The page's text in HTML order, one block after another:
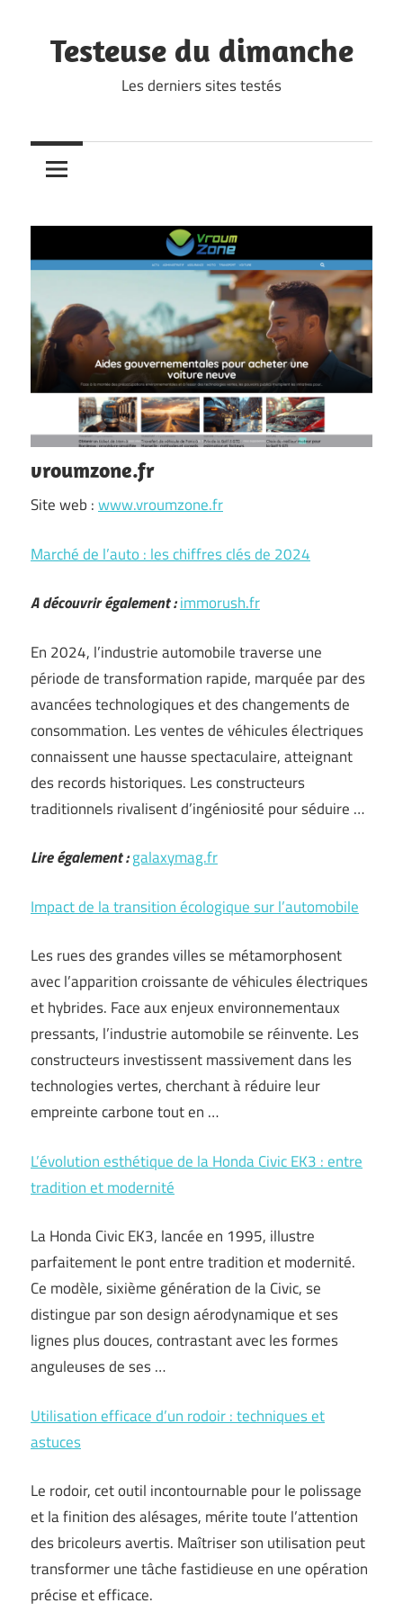
content
Testeuse du dimanche
Les derniers sites testés
vroumzone.fr
Site web :www.vroumzone.fr
Marché de l’auto : les chiffres clés de 2024
A découvrir également :immorush.fr
En 2024, l’industrie automobile traverse une
période de transformation rapide, marquée par des
avancées technologiques et des changements de
consommation. Les ventes de véhicules électriques
connaissent une hausse spectaculaire, atteignant
des records historiques. Les constructeurs
traditionnels rivalisent d’ingéniosité pour séduire …
Lire également :galaxymag.fr
Impact de la transition écologique sur l’automobile
Les rues des grandes villes se métamorphosent
avec l’apparition croissante de véhicules électriques
et hybrides. Face aux enjeux environnementaux
pressants, l’industrie automobile se réinvente. Les
constructeurs investissent massivement dans les
technologies vertes, cherchant à réduire leur
empreinte carbone tout en …
L’évolution esthétique de la Honda Civic EK3 : entre
tradition et modernité
La Honda Civic EK3, lancée en 1995, illustre
parfaitement le pont entre tradition et modernité.
Ce modèle, sixième génération de la Civic, se
distingue par son design aérodynamique et ses
lignes plus douces, contrastant avec les formes
anguleuses de ses …
Utilisation efficace d’un rodoir : techniques et
astuces
Le rodoir, cet outil incontournable pour le polissage
et la finition des alésages, mérite toute l’attention
des bricoleurs avertis. Maîtriser son utilisation peut
transformer une tâche fastidieuse en une opération
précise et efficace.